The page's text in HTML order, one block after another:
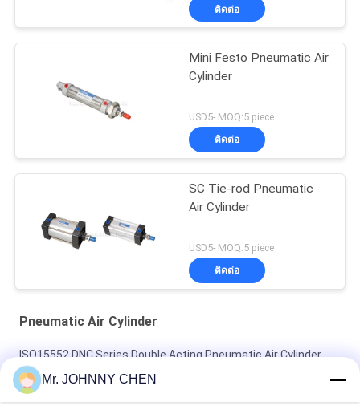
ติดต่อ
Mini Festo Pneumatic Air
Cylinder
USD5- MOQ:5 piece
ติดต่อ
SC Tie-rod Pneumatic
Air Cylinder
USD5- MOQ:5 piece
ติดต่อ
Pneumatic Air Cylinder
ISO15552 DNC Series Double Acting Pneumatic Air Cylinder
DNC-50-100-PPV-A
ISO6432 DSNU กระป๋องอากาศแบบลมขนาดเล็กจากสแตนเลส
Mr. JOHNNY CHEN